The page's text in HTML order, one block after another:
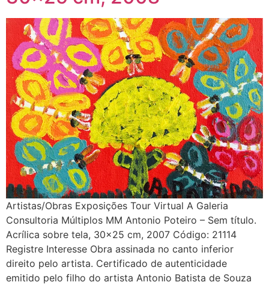
Artistas/Obras Exposições Tour Virtual A Galeria
Consultoria Múltiplos MM Antonio Poteiro – Sem título.
Acrílica sobre tela, 30×25 cm, 2007 Código: 21114
Registre Interesse Obra assinada no canto inferior
direito pelo artista. Certificado de autenticidade
emitido pelo filho do artista Antonio Batista de Souza